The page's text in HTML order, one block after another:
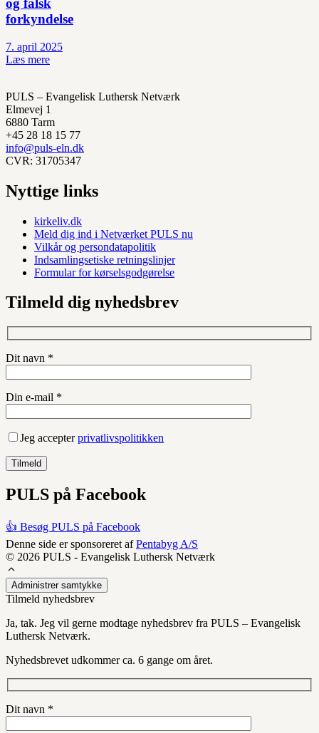
og falsk
forkyndelse
7. april 2025
Læs mere
PULS – Evangelisk Luthersk Netværk
Elmevej 1
6880 Tarm
+45 28 18 15 77
info@puls-eln.dk
CVR: 31705347
Nyttige links
kirkeliv.dk
Meld dig ind i Netværket PULS nu
Vilkår og persondatapolitik
Indsamlingsetiske retningslinjer
Formular for kørselsgodgørelse
Tilmeld dig nyhedsbrev
Dit navn *
Din e-mail *
Jeg accepterprivatlivspolitikken
PULS på Facebook
👍 Besøg PULS på Facebook
Denne side er sponsoreret afPentabyg A/S
© 2026 PULS - Evangelisk Luthersk Netværk
Administrer samtykke
Tilmeld nyhedsbrev
Ja, tak. Jeg vil gerne modtage nyhedsbrev fra PULS – Evangelisk
Luthersk Netværk.
Nyhedsbrevet udkommer ca. 6 gange om året.
Dit navn *